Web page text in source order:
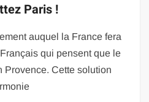
Paris !
auquel la France fera
qui pensent que le
Provence. Cette solution